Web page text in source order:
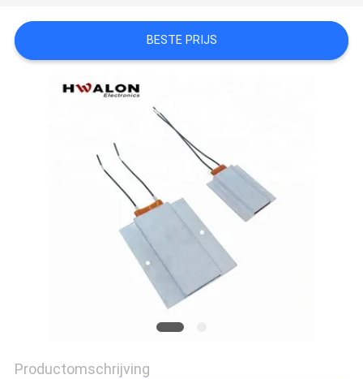
PRIVACYBELEID
BESTE PRIJS
Productomschrijving